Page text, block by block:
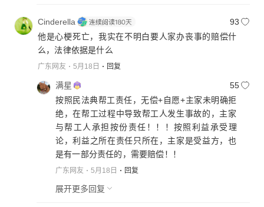
Cinderella
93
他是心梗死亡，我实在不明白要人家办丧事的赔偿什
么，法律依据是什么
广东网友 5月18日 回复
满星
55
按照民法典帮工责任，无偿+自愿+主家未明确拒
绝，在帮工过程中导致帮工人发生事故的，主家
与帮工人承担按份责任！！！按照利益承受理
论，利益之所在责任只所在，主家是受益方，也
是有一部分责任的，需要赔偿！！
广东网友 5月18日 回复
展开更多回复